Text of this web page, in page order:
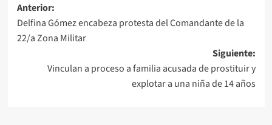
Anterior:
Delfina Gómez encabeza protesta del Comandante de la
22/a Zona Militar
Siguiente:
Vinculan a proceso a familia acusada de prostituir y
explotar a una niña de 14 años